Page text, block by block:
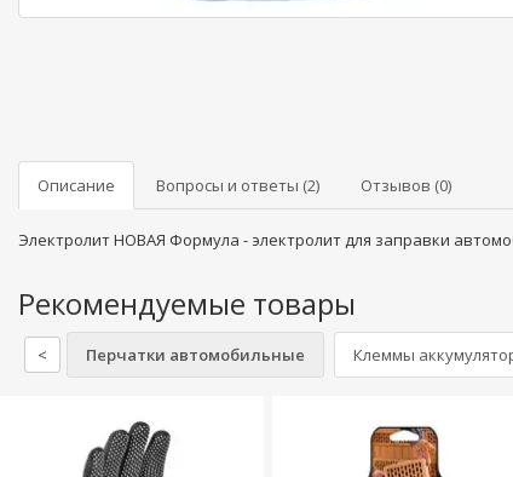
Описание Вопросы и ответы (2) Отзывов (0)
Электролит НОВАЯ Формула - электролит для заправки
Рекомендуемые товары
< Перчатки автомобильные Клеммы